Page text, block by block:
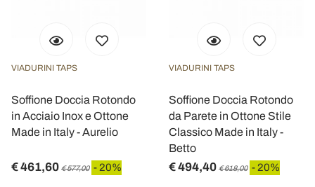
VIADURINI TAPS
Soffione Doccia Rotondo
in Acciaio Inox e Ottone
Made in Italy - Aurelio
€ 461,60 € 577,00 - 20%
VIADURINI TAPS
Soffione Doccia Rotondo
da Parete in Ottone Stile
Classico Made in Italy -
Betto
€ 494,40 € 618,00 - 20%